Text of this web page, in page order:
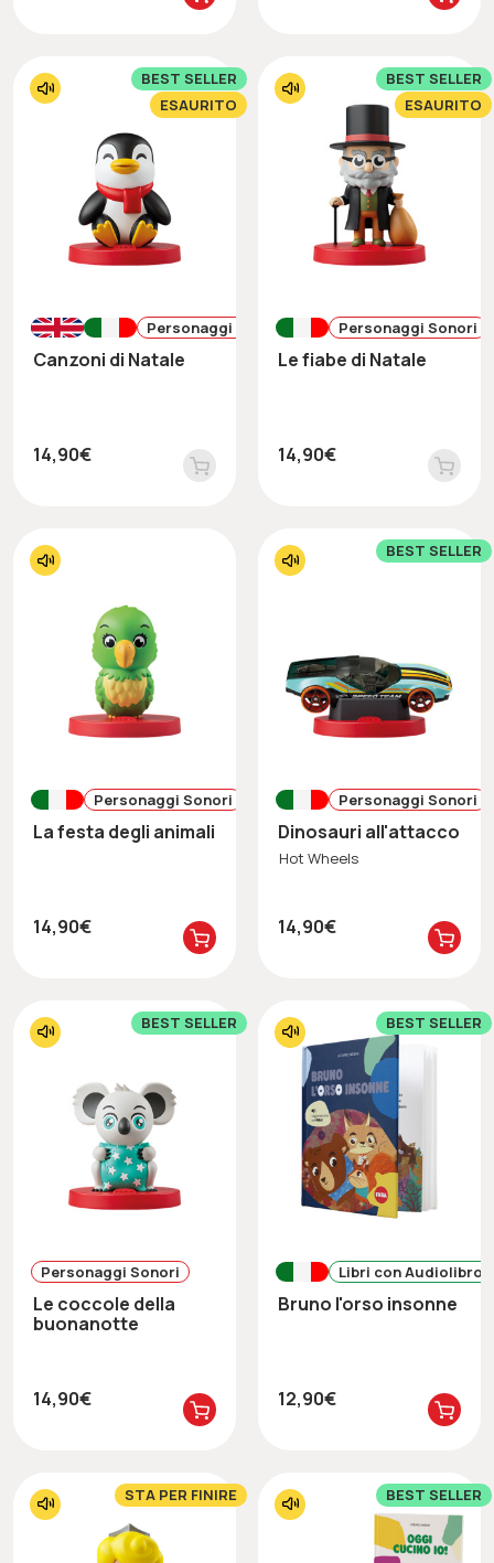
BEST SELLER
ESAURITO
Personaggi Sonori
Canzoni di Natale
14,90€
BEST SELLER
ESAURITO
Personaggi Sonori
Le fiabe di Natale
14,90€
Personaggi Sonori
La festa degli animali
14,90€
BEST SELLER
Personaggi Sonori
Dinosauri all'attacco
Hot Wheels
14,90€
BEST SELLER
Personaggi Sonori
Le coccole della
buonanotte
14,90€
BEST SELLER
Libri con Audiolibro
Bruno l'orso insonne
12,90€
STA PER FINIRE BEST SELLER